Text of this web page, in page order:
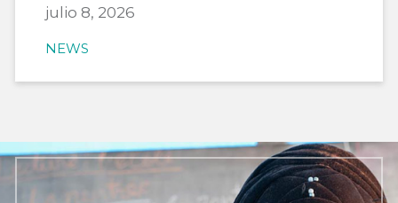
julio 8, 2026
NEWS